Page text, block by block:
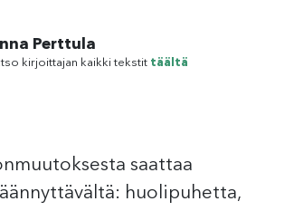
Perttula
kirjoittajan kaikki tekstit täältä
saattaa
huolipuhetta,